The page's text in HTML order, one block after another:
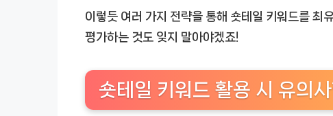
이렇듯 여러 가지 전략을 통해 숏테일 키워드를 최
평가하는 것도 잊지 말아야겠죠!
숏테일 키워드 활용 시 유의